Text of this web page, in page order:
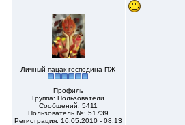
Личный пацак господина ПЖ
Профиль
Группа: Пользователи
Сообщений: 5411
Пользователь №: 51739
Регистрация: 16.05.2010 - 08:13